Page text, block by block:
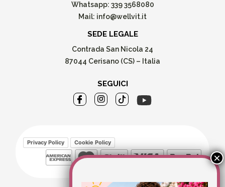
Whatsapp: 339 3568080
Mail: info@wellvit.it
SEDE LEGALE
Contrada San Nicola 24
87044 Cerisano (CS) – Italia
SEGUICI
Privacy Policy Cookie Policy